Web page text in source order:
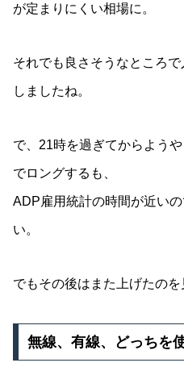
が定まりにくい相場に。
それでも良さそうなところ
しましたね。
で、21時を過ぎてからよう
でロングするも、
ADP雇用統計の時間が近い
い。
でもその後はまた上げたのを
無線、有線、どっちを